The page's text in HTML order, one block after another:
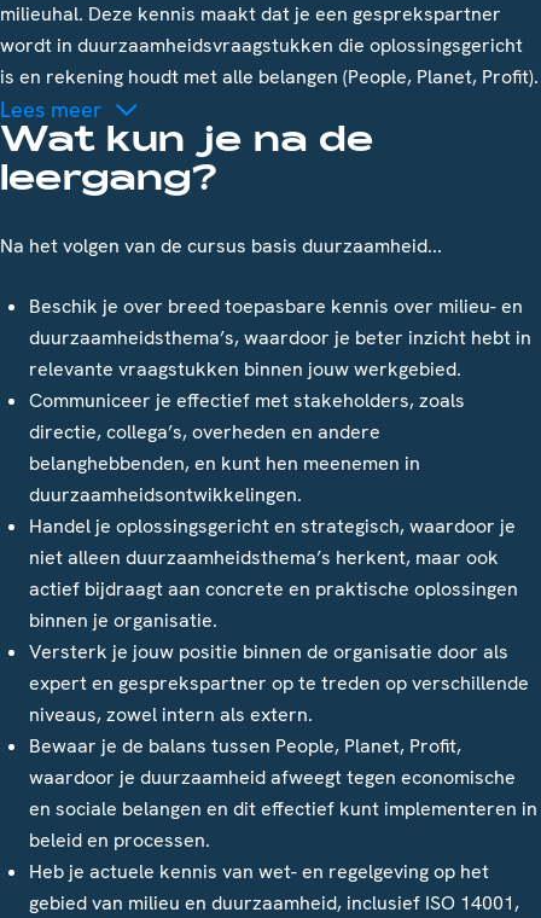
milieuhal. Deze kennis maakt dat je een gesprekspartner
wordt in duurzaamheidsvraagstukken die oplossingsgericht
is en rekening houdt met alle belangen (People, Planet, Profit).
Lees meer
Wat kun je na de
leergang?
Na het volgen van de cursus basis duurzaamheid...
Beschik je over breed toepasbare kennis over milieu- en
duurzaamheidsthema’s, waardoor je beter inzicht hebt in
relevante vraagstukken binnen jouw werkgebied.
Communiceer je effectief met stakeholders, zoals
directie, collega’s, overheden en andere
belanghebbenden, en kunt hen meenemen in
duurzaamheidsontwikkelingen.
Handel je oplossingsgericht en strategisch, waardoor je
niet alleen duurzaamheidsthema’s herkent, maar ook
actief bijdraagt aan concrete en praktische oplossingen
binnen je organisatie.
Versterk je jouw positie binnen de organisatie door als
expert en gesprekspartner op te treden op verschillende
niveaus, zowel intern als extern.
Bewaar je de balans tussen People, Planet, Profit,
waardoor je duurzaamheid afweegt tegen economische
en sociale belangen en dit effectief kunt implementeren in
beleid en processen.
Heb je actuele kennis van wet- en regelgeving op het
gebied van milieu en duurzaamheid, inclusief ISO 14001,